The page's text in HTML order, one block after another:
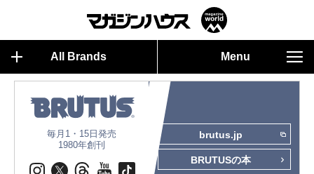
All Brands Menu
毎月1・15日発売
1980年創刊
brutus.jp
BRUTUSの本